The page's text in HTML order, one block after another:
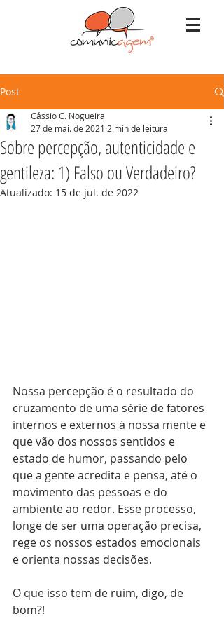
Post
Sobre percepção, autenticidade e
gentileza: 1) Falso ou Verdadeiro?
Cássio C. Nogueira
27 de mai. de 2021 2 min de leitura
Atualizado: 15 de jul. de 2022
Nossa percepção é o resultado do
cruzamento de uma série de fatores
internos e externos à nossa mente e
que vão dos nossos sentidos e
estado de humor, passando pelo
que a gente acredita e pensa, até o
movimento das pessoas e do
ambiente ao redor. Esse processo,
longe de ser uma operação precisa,
rege os nossos estados emocionais
e orienta nossas decisões.
O que isso tem de ruim, digo, de
bom?!